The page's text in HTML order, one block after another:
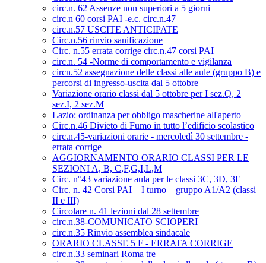
circ.n. 62 Assenze non superiori a 5 giorni
circ.n 60 corsi PAI -e.c. circ.n.47
circ.n.57 USCITE ANTICIPATE
Circ.n.56 rinvio sanificazione
Circ. n.55 errata corrige circ.n.47 corsi PAI
circ.n. 54 -Norme di comportamento e vigilanza
circn.52 assegnazione delle classi alle aule (gruppo B) e
percorsi di ingresso-uscita dal 5 ottobre
Variazione orario classi dal 5 ottobre per I sez.Q, 2
sez.I, 2 sez.M
Lazio: ordinanza per obbligo mascherine all'aperto
Circ.n.46 Divieto di Fumo in tutto l’edificio scolastico
circ.n.45-variazioni orarie - mercoledì 30 settembre -
errata corrige
AGGIORNAMENTO ORARIO CLASSI PER LE
SEZIONI A, B, C,F,G,I,L,M
Circ. n°43 variazione aula per le classi 3C, 3D, 3E
Circ. n. 42 Corsi PAI – I turno – gruppo A1/A2 (classi
II e III)
Circolare n. 41 lezioni dal 28 settembre
circ.n.38-COMUNICATO SCIOPERI
circ.n.35 Rinvio assemblea sindacale
ORARIO CLASSE 5 F - ERRATA CORRIGE
circ.n.33 seminari Roma tre